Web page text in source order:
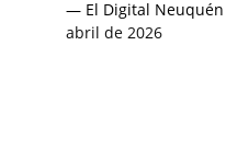
— El Digital Neuquén
abril de 2026